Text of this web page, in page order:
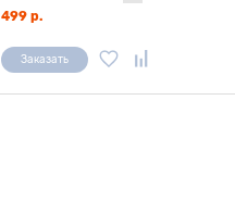
499 р.
Заказать